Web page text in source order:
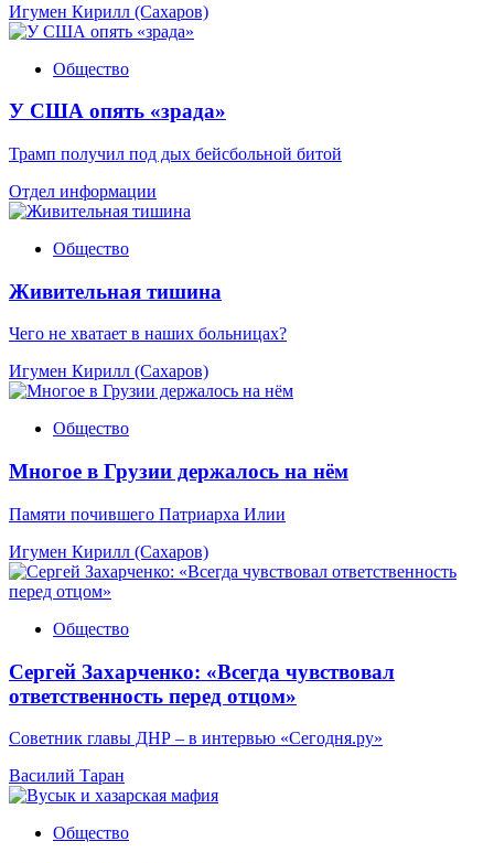
Игумен Кирилл (Сахаров)
Общество
У США опять «зрада»
Трамп получил под дых бейсбольной битой
Отдел информации
Общество
Живительная тишина
Чего не хватает в наших больницах?
Игумен Кирилл (Сахаров)
Общество
Многое в Грузии держалось на нём
Памяти почившего Патриарха Илии
Игумен Кирилл (Сахаров)
Общество
Сергей Захарченко: «Всегда чувствовал
ответственность перед отцом»
Советник главы ДНР – в интервью «Сегодня.ру»
Василий Таран
Общество